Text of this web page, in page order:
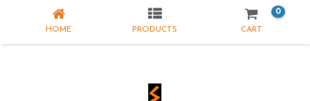
HOME PRODUCTS CART
0